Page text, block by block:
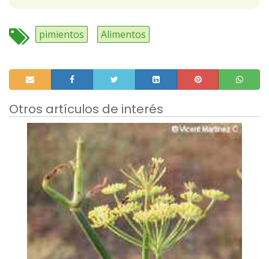
pimientos Alimentos
Otros artículos de interés